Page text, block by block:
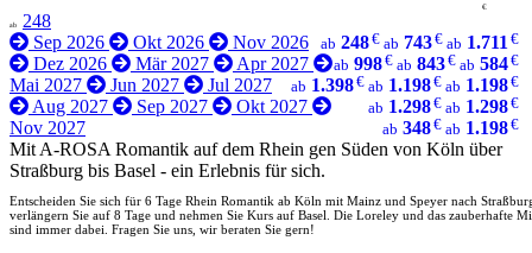
ab 248
€
Sep 2026 ab 1.711 €
Okt 2026 ab 743€
Nov 2026 ab 248€
Dez 2026 ab 584€
Mär 2027 ab 843€
Apr 2027 ab 998€
Mai 2027 ab 1.198€
Jun 2027 ab 1.198€
Jul 2027 ab 1.398€
Aug 2027 ab 1.298€
Sep 2027 ab 1.298€
Okt 2027
ab 1.198€
Nov 2027 ab 348€
Mit A-ROSA Romantik auf dem Rhein gen Süden von Köln über
Straßburg bis Basel - ein Erlebnis für sich.
Entscheiden Sie sich für 6 Tage Rhein Romantik ab Köln mit Mainz und Speyer nach
verlängern Sie auf 8 Tage und nehmen Sie Kurs auf Basel. Die Loreley und das zauberhafte
sind immer dabei. Fragen Sie uns, wir beraten Sie gern!